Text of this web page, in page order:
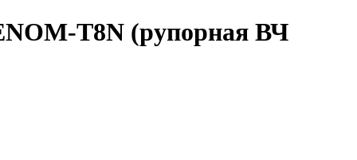
T8N (рупорная ВЧ